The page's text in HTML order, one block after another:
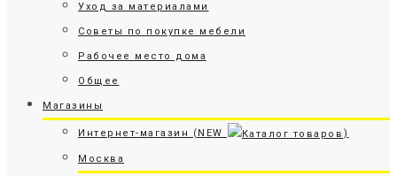
Уход за материалами
Советы по покупке мебели
Рабочее место дома
Общее
Магазины
Интернет-магазин (NEW )
Москва